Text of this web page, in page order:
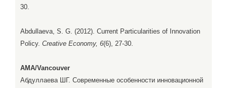
30.
Abdullaeva, S. G. (2012). Current Particularities of Innovation
Policy. Creative Economy, 6(6), 27-30.
AMA/Vancouver
Абдуллаева ШГ. Современные особенности инновационной